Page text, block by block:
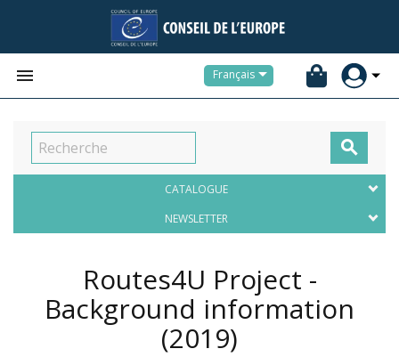
 Français

CATALOGUE
NEWSLETTER
Routes4U Project -
Background information
(2019)